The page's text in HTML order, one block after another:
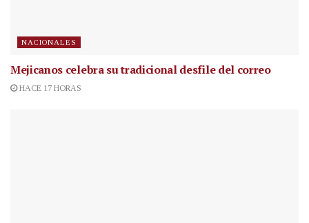
NACIONALES
Mejicanos celebra su tradicional desfile del correo
HACE 17 HORAS